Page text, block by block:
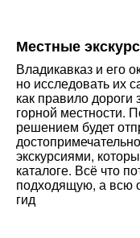
Местные
Владикавказ и его
но исследовать их
как правило
горной местности.
решением будет
экскурсиями,
каталоге. Всё что
подходящую, а всю
гид